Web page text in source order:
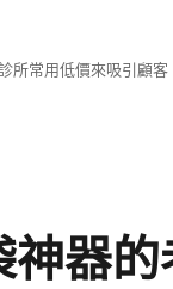
常用低價來吸引顧
神器的